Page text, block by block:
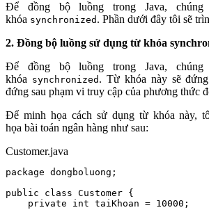
Để đồng bộ luồng trong Java,
khóa synchronized . Phần dưới đây tôi sẽ
2. Đồng bộ luồng sử dụng từ khóa
Để đồng bộ luồng trong Java,
khóa synchronized . Từ khóa này sẽ
đứng sau phạm vi truy cập của phương thức
Để minh họa cách sử dụng từ khóa này,
họa bài toán ngân hàng như sau:
Customer.java
package dongboluong;
public class Customer {
private int taiKhoan = 10000;